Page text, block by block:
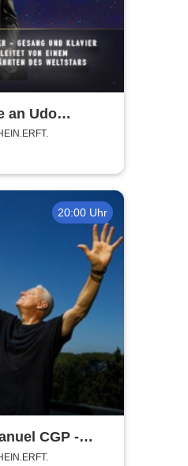
an Udo
Konzert mit
20:00 Uhr
CGP -
Tour